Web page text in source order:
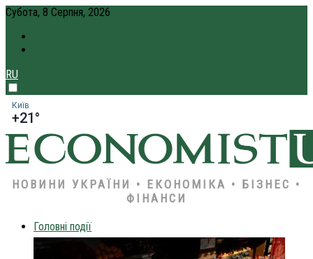
Субота, 8 Серпня, 2026
RU
Київ
+21°
НОВИНИ УКРАЇНИ • ЕКОНОМІКА • БІЗНЕС •
ФІНАНСИ
Головні події